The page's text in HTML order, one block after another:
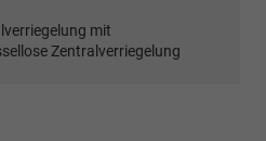
mit
Zentralverriegelung